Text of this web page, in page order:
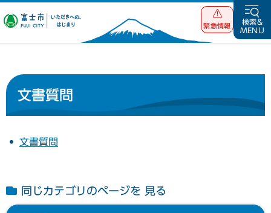
富士市 いただ
緊急情報
検索&
MENU
文書質問
文書質問
同じカテゴリのページを 見る